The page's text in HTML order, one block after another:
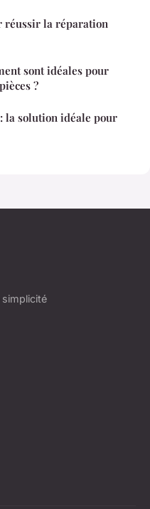
réussir la réparation
sont idéales pour
?
la solution idéale pour